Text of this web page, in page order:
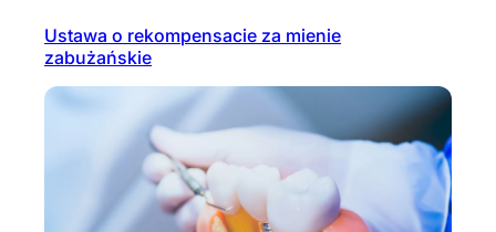
Ustawa o rekompensacie za mienie
zabużańskie